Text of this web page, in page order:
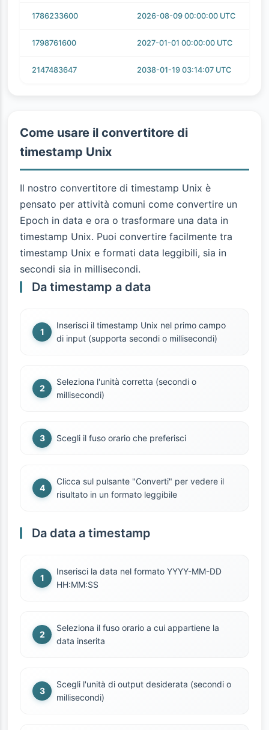
1786233600 2026-08-09 00:00:00 UTC
1798761600 2027-01-01 00:00:00 UTC
2147483647 2038-01-19 03:14:07 UTC
Come usare il convertitore di
timestamp Unix
Il nostro convertitore di timestamp Unix è
pensato per attività comuni come convertire un
Epoch in data e ora o trasformare una data in
timestamp Unix. Puoi convertire facilmente tra
timestamp Unix e formati data leggibili, sia in
secondi sia in millisecondi.
Da timestamp a data
Inserisci il timestamp Unix nel primo campo
di input (supporta secondi o millisecondi)
Seleziona l'unità corretta (secondi o
millisecondi)
Scegli il fuso orario che preferisci
Clicca sul pulsante "Converti" per vedere il
risultato in un formato leggibile
Da data a timestamp
Inserisci la data nel formato YYYY-MM-DD
HH:MM:SS
Seleziona il fuso orario a cui appartiene la
data inserita
Scegli l'unità di output desiderata (secondi o
millisecondi)